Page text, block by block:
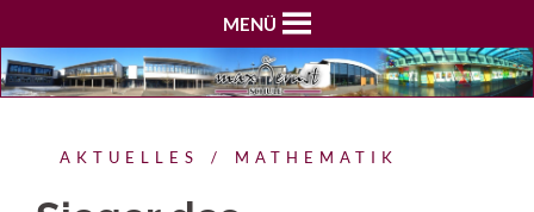
MENÜ
AKTUELLES MATHEMATIK